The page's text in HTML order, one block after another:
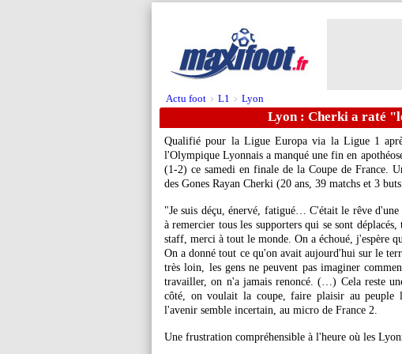
Actu foot > L1 > Lyon
Lyon : Cherki a raté
Qualifié pour la Ligue Europa via la Ligue 1
l'Olympique Lyonnais a manqué une fin en
(1-2) ce samedi en finale de la Coupe de France.
des Gones Rayan Cherki (20 ans, 39 matchs et 3
"Je suis déçu, énervé, fatigué… C'était le rêve
à remercier tous les supporters qui se sont
staff, merci à tout le monde. On a échoué, j'espère
On a donné tout ce qu'on avait aujourd'hui sur le
très loin, les gens ne peuvent pas imaginer
travailler, on n'a jamais renoncé. (…) Cela reste
côté, on voulait la coupe, faire plaisir au
l'avenir semble incertain, au micro de France 2.
Une frustration compréhensible à l'heure où les